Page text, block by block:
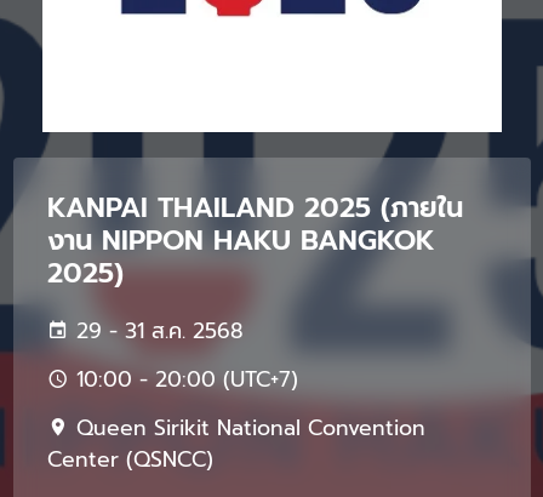
KANPAI THAILAND 2025 (ภายใน
งาน NIPPON HAKU BANGKOK
2025)
29 - 31 ส.ค. 2568
10:00 - 20:00 (UTC+7)
Queen Sirikit National Convention
Center (QSNCC)